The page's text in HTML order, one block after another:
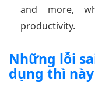
and more,
productivity.
Những lỗi
dụng thì